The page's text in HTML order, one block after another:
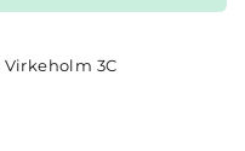
Virkeholm 3C